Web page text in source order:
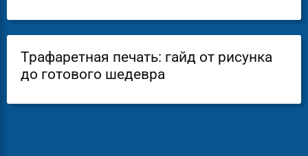
Трафаретная печать: гайд от рисунка
до готового шедевра